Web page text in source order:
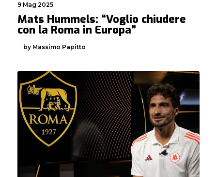
9 Mag 2025
Mats Hummels: “Voglio chiudere
con la Roma in Europa”
by Massimo Papitto